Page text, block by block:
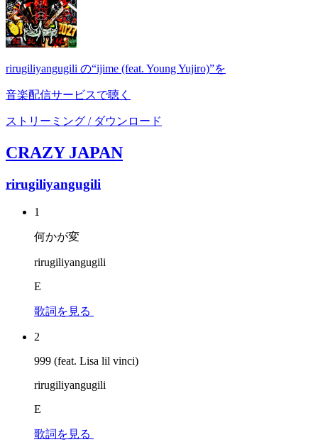
rirugiliyangugili の“ijime (feat. Young Yujiro)”を
音楽配信サービスで聴く
ストリーミング / ダウンロード
CRAZY JAPAN
rirugiliyangugili
1
何かが変
rirugiliyangugili
E
歌詞を見る
2
999 (feat. Lisa lil vinci)
rirugiliyangugili
E
歌詞を見る